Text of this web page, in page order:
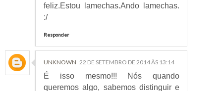
feliz.Estou lamechas.Ando lamechas.
:/
Responder
UNKNOWN 22 DE SETEMBRO DE 2014 ÀS 13:14
É isso mesmo!!! Nós quando
queremos algo, sabemos distinguir e